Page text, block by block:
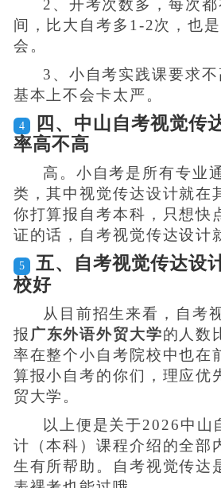
2、开考次数多，每次
间，比大自考多1-2次，也
会。
3、小自考实践课要求
基本上不会卡太严。
4
四、中山自考视觉传
率高不高
高。小自考是所有专业
类，其中视觉传达设计就在
你打算报自考本科，只想快
证的话，自考视觉传达设计
5
五、自考视觉传达设
校好
从目前招生来看，自考
报 广东外语外贸大学的人数
率在整个小自考院校中也在
算报小自考的你们，理应优
贸大学。
以上便是关于2026中山
计（本科）课程介绍的全部
生有所帮助。自考视觉传达